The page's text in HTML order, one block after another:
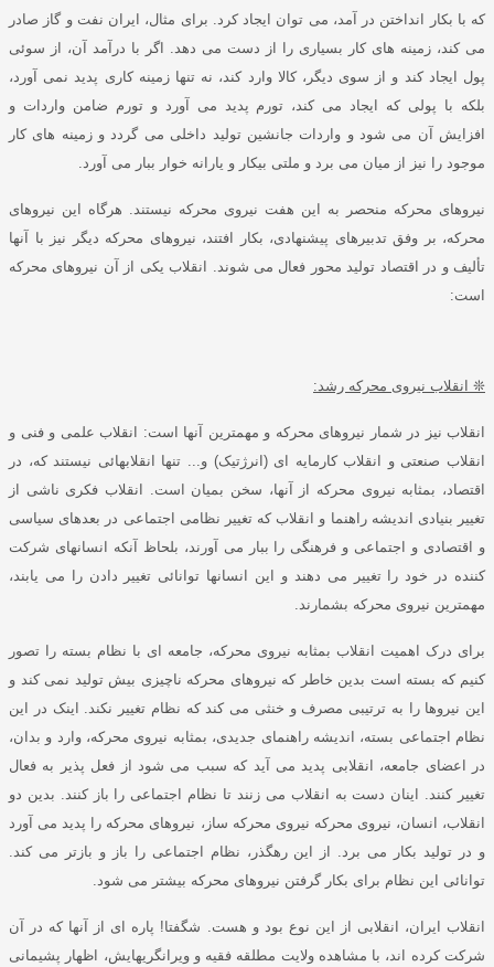
که با بکار انداختن در آمد، می توان ایجاد کرد
برای مثال، ایران نفت و گاز صادر
می کند، زمینه های کار بسیاری را از دست می دهد
اگر با درآمد آن، از سوئی
پول ایجاد کند و از سوی دیگر، کالا وارد کند، نه تنها زمینه کاری پدید نمی آورد،
بلکه با پولی که ایجاد می کند، تورم پدید می آورد و تورم ضامن واردات و
افزایش آن می شود و واردات جانشین تولید داخلی می گردد و زمینه های کار
موجود را نیز از میان می برد و ملتی بیکار و یارانه خوار ببار می آورد
نیروهای محرکه منحصر به این هفت نیروی محرکه نیستند
هرگاه این نیروهای
محرکه، بر وفق تدبیرهای پیشنهادی، بکار افتند، نیروهای محرکه دیگر نیز با آنها
تألیف و در اقتصاد تولید محور فعال می شوند
انقلاب یکی از آن نیروهای محرکه
است:
❊ انقلاب نیروی محرکه رشد :
انقلاب نیز در شمار نیروهای محرکه و مهمترین آنها است:
انقلاب علمی و فنی و
انقلاب صنعتی و انقلاب کارمایه ای( انرژتیک)و
تنها انقلابهائی نیستند که، در
اقتصاد، بمثابه نیروی محرکه از آنها، سخن بمیان است
انقلاب فکری ناشی از
تغییر بنیادی اندیشه راهنما و انقلاب که تغییر نظامی اجتماعی در بعدهای سیاسی
و اقتصادی و اجتماعی و فرهنگی را ببار می آورند، بلحاظ آنکه انسانهای شرکت
کننده در خود را تغییر می دهند و این انسانها توانائی تغییر دادن را می یابند،
مهمترین نیروی محرکه بشمارند
برای درک اهمیت انقلاب بمثابه نیروی محرکه، جامعه ای با نظام بسته را تصور
کنیم که بسته است بدین خاطر که نیروهای محرکه ناچیزی بیش تولید نمی کند و
این نیروها را به ترتیبی مصرف و خنثی می کند که نظام تغییر نکند
اینک در این
نظام اجتماعی بسته، اندیشه راهنمای جدیدی، بمثابه نیروی محرکه، وارد و بدان،
در اعضای جامعه، انقلابی پدید می آید که سبب می شود از فعل پذیر به فعال
تغییر کنند
اینان دست به انقلاب می زنند تا نظام اجتماعی را باز کنند
بدین دو
انقلاب، انسان، نیروی محرکه نیروی محرکه ساز، نیروهای محرکه را پدید می آورد
و در تولید بکار می برد
از این رهگذر، نظام اجتماعی را باز و بازتر می کند
توانائی این نظام برای بکار گرفتن نیروهای محرکه بیشتر می شود
انقلاب ایران، انقلابی از این نوع بود و هست شگفتا! پاره ای از آنها که در آن
شرکت کرده اند، با مشاهده ولایت مطلقه فقیه و ویرانگریهایش، اظهار پشیمانی